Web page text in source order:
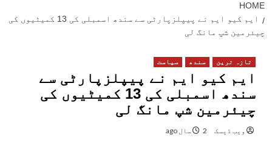
HOME
ایم کیو ایم نے پیپلزپارٹی سے سندھ اسمبلی کی 13 کمیٹیوں کی
چیئرمین شپ مانگ لی
تازہ ترین سندھ سیاست
ایم کیو ایم نے پیپلزپارٹی سے
سندھ اسمبلی کی 13 کمیٹیوں کی
چیئرمین شپ مانگ لی
ویب ڈیسک 2 سال ago